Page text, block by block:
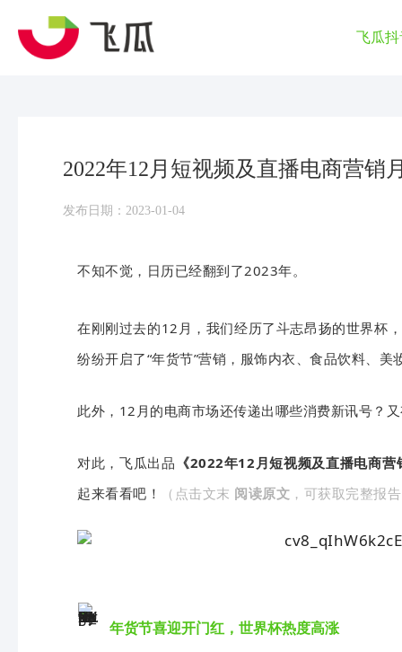
飞瓜抖
2022年12月短视频及直播电商营销
发布日期：2023-01-04
不知不觉，日历已经翻到了2023年。
在刚刚过去的12月，我们经历了斗志昂扬的世界杯
纷纷开启了“年货节”营销，服饰内衣、食品饮料、
此外，12月的电商市场还传递出哪些消费新讯号？
对此，飞瓜出品 《2022年12月短视频及直播电商营
起来看看吧！
（点击文末 阅读原文 ，可获取完整报
年货节喜迎开门红，世界杯热度高涨